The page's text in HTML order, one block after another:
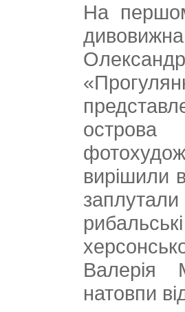
На
вирішили
Валерія
натовпи